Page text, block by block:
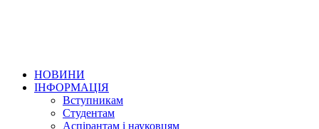
НОВИНИ
ІНФОРМАЦІЯ
Вступникам
Студентам
Аспірантам і науковцям